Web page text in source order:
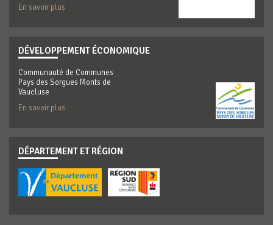
En savoir plus
DÉVELOPPEMENT ÉCONOMIQUE
Communauté de Communes
Pays des Sorgues Monts de
Vaucluse
En savoir plus
DÉPARTEMENT ET RÉGION